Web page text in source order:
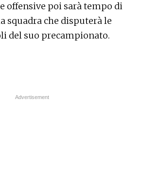
offensive poi sarà tempo di
squadra che disputerà le
del suo precampionato.